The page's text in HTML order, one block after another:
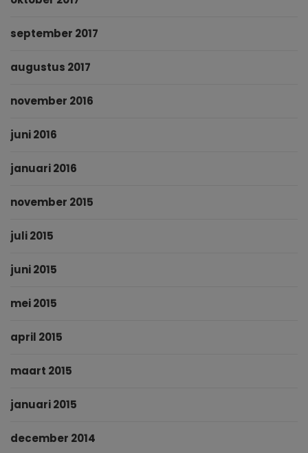
september 2017
augustus 2017
november 2016
juni 2016
januari 2016
november 2015
juli 2015
juni 2015
mei 2015
april 2015
maart 2015
januari 2015
december 2014